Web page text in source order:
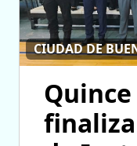
CIUDAD DE